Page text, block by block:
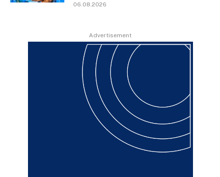
06.08.2026
Advertisement